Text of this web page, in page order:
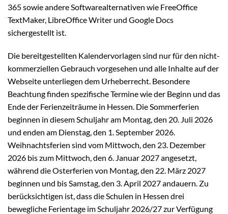
365 sowie andere Softwarealternativen wie FreeOffice
TextMaker, LibreOffice Writer und Google Docs
sichergestellt ist.
Die bereitgestellten Kalendervorlagen sind nur für den nicht-
kommerziellen Gebrauch vorgesehen und alle Inhalte auf der
Webseite unterliegen dem Urheberrecht. Besondere
Beachtung finden spezifische Termine wie der Beginn und das
Ende der Ferienzeiträume in Hessen. Die Sommerferien
beginnen in diesem Schuljahr am Montag, den 20. Juli 2026
und enden am Dienstag, den 1. September 2026.
Weihnachtsferien sind vom Mittwoch, den 23. Dezember
2026 bis zum Mittwoch, den 6. Januar 2027 angesetzt,
während die Osterferien von Montag, den 22. März 2027
beginnen und bis Samstag, den 3. April 2027 andauern. Zu
berücksichtigen ist, dass die Schulen in Hessen drei
bewegliche Ferientage im Schuljahr 2026/27 zur Verfügung